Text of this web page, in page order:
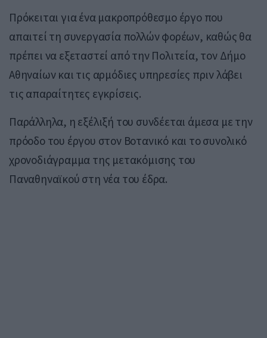
Πρόκειται για ένα μακροπρόθεσμο έργο που
απαιτεί τη συνεργασία πολλών φορέων, καθώς θα
πρέπει να εξεταστεί από την Πολιτεία, τον Δήμο
Αθηναίων και τις αρμόδιες υπηρεσίες πριν λάβει
τις απαραίτητες εγκρίσεις.
Παράλληλα, η εξέλιξή του συνδέεται άμεσα με την
πρόοδο του έργου στον Βοτανικό και το συνολικό
χρονοδιάγραμμα της μετακόμισης του
Παναθηναϊκού στη νέα του έδρα.